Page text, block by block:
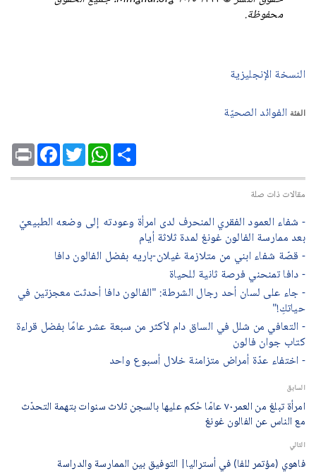
محفوظة.
النسخة الإنجليزية
الفئة الفوائد الصحيّة
Print
FacebookTwitter
WhatsAppShare
مقالات ذات صلة
- شفاء العمود الفقري المنحرف لدى امرأة وعودته إلى وضعه الطبيعيّ
بعد ممارسة الفالون غونغ لمدة ثلاثة أيام
- قصّة شفاء ابني من متلازمة غيلان-باريه بفضل الفالون دافا
- دافا تمنحني فرصة ثانية للحياة
- جاء على لسان أحد رجال الشرطة: "الفالون دافا أحدثت معجزتين في
حياتكِ!"
- التعافي من شلل في الساق دام لأكثر من سبعة عشر عامًا بفضل قراءة
كتاب جوان فالون
- اختفاء عدّة أمراض متزامنة خلال أسبوع واحد
السابق
امرأة تبلغ من العمر٧٠ عامًا حُكم عليها بالسجن ثلاث سنوات بتهمة التحدّث
مع الناس عن الفالون غونغ
التالي
فاهوي (مؤتمر للفا) في أستراليا| التوفيق بين الممارسة والدراسة